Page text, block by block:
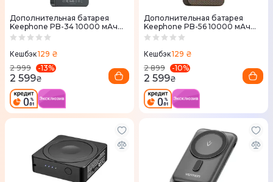
Дополнительная батарея
Keephone PB-34 10000 мАч
Черная
Кешбэк129 ₴
2 999
-13%
2 599₴
Дополнительная батарея
Keephone PB-56 10000 мАч
Sunset
Кешбэк129 ₴
2 899
-10%
2 599₴